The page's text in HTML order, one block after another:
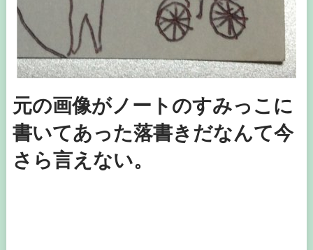
元の画像がノートのすみっこに
書いてあった落書きだなんて今
さら言えない。